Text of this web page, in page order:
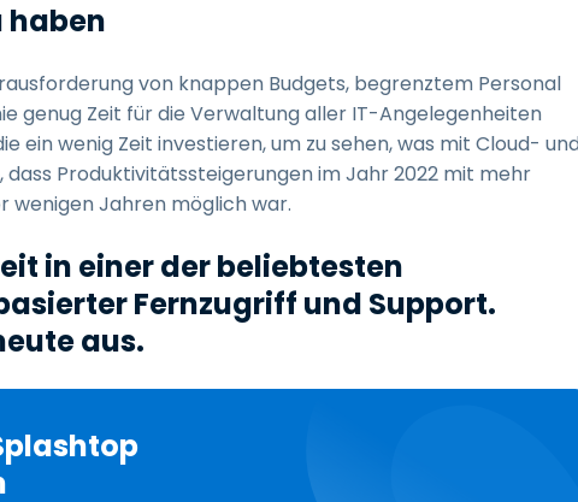
haben
von knappen Budgets, begrenztem Personal
genug Zeit für die Verwaltung aller IT-Angelegenheiten
ein wenig Zeit investieren, um zu sehen, was mit Cloud-
Produktivitätssteigerungen im Jahr 2022 mit mehr
wenigen Jahren möglich war.
in einer der beliebtesten
Fernzugriff und Support.
aus.